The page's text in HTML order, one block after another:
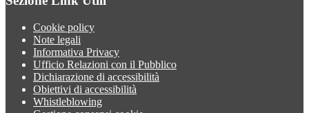
Cookie policy
Note legali
Informativa Privacy
Ufficio Relazioni con il Pubblico
Dichiarazione di accessibilità
Obiettivi di accessibilità
Whistleblowing